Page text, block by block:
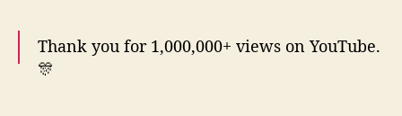
d
Thank you for 1,000,000+ views on YouTube.
🎊